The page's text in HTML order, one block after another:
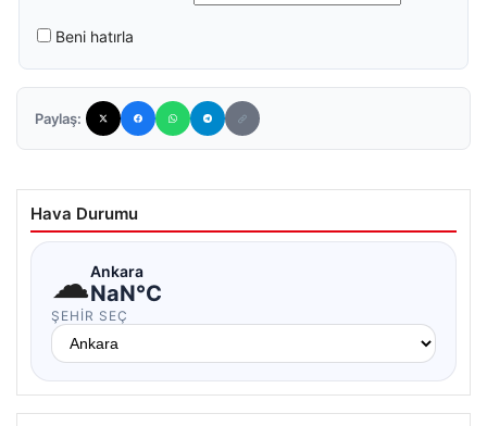
Beni hatırla
Paylaş:
Hava Durumu
☁Ankara
NaN°C
ŞEHIR SEÇ